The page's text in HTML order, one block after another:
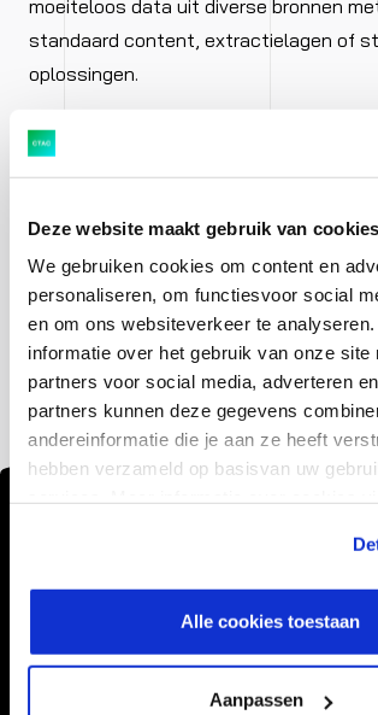
Deze website maakt gebruik van cookies
We gebruiken cookies om content en
personaliseren, om functiesvoor social
en om ons websiteverkeer te
informatie over het gebruik van onze site
partners voor social media, adverteren
partners kunnen deze gegevens
andereinformatie die je aan ze heeft
hebben verzameld op basisvan uw
aanpassen via de CO-knop linksonder.
hoe wij jouw gegevensverwerken in
Alle cookies toestaan
Aanpassen
moeiteloos data uit diverse bronnen
standaard content, extractielagen of
oplossingen.
Of jouw rapportage nu plaatsvindt in
SAP-omgeving, wij zorgen ervoor dat
vendors. Daardoor zijn we in staat om
voor te stellen die naadloos aansluit bij
specifieke behoeften. Samen met jou
tot de beste oplossing.